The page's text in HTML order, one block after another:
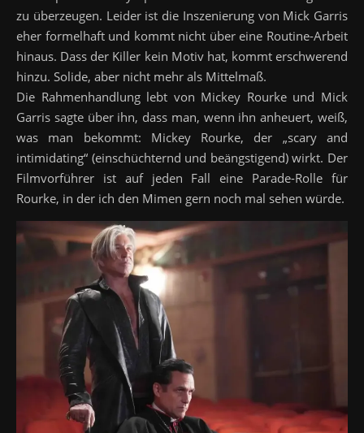
zu überzeugen. Leider ist die Inszenierung von Mick Garris
eher formelhaft und kommt nicht über eine Routine-Arbeit
hinaus. Dass der Killer kein Motiv hat, kommt erschwerend
hinzu. Solide, aber nicht mehr als Mittelmaß.
Die Rahmenhandlung lebt von Mickey Rourke und Mick
Garris sagte über ihn, dass man, wenn ihn anheuert, weiß,
was man bekommt: Mickey Rourke, der „scary and
intimidating“ (einschüchternd und beängstigend) wirkt. Der
Filmvorführer ist auf jeden Fall eine Parade-Rolle für
Rourke, in der ich den Mimen gern noch mal sehen würde.